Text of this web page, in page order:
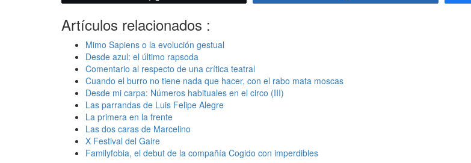
Artículos relacionados :
Mimo Sapiens o la evolución gestual
Desde azul: el último rapsoda
Comentario al respecto de una crítica teatral
Cuando el burro no tiene nada que hacer, con el rabo mata moscas
Desde mi carpa: Números habituales en el circo (III)
Las parrandas de Luis Felipe Alegre
La primera en la frente
Las dos caras de Marcelino
X Festival del Gaire
Familyfobia, el debut de la compañía Cogido con imperdibles